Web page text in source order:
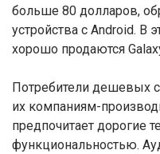
больше 80 долларов,
устройства с Android. В
хорошо продаются
Потребители дешевых
их компаниям-
предпочитает дорогие
функциональностью.